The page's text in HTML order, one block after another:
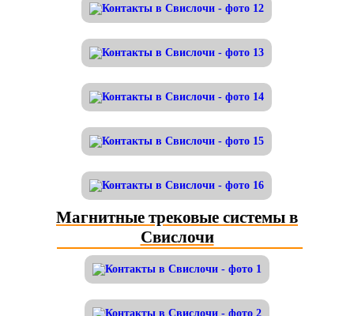
Магнитные трековые системы в
Свислочи